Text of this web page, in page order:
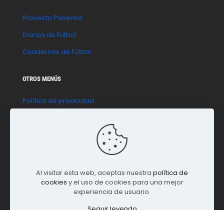
Proyecto Panenka
Diarios de Fútbol
Cuadernos de Fútbol
OTROS MENÚS
Política de privacidad
Al visitar esta web, aceptas nuestra política de
cookies y el uso de cookies para una mejor
experiencia de usuario.